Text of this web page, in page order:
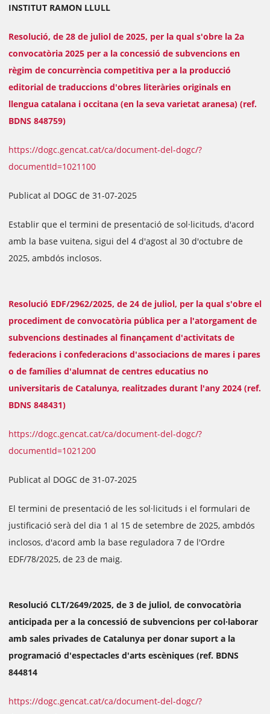
INSTITUT RAMON LLULL
Resolució, de 28 de juliol de 2025, per la qual s'obre la 2a
convocatòria 2025 per a la concessió de subvencions en
règim de concurrència competitiva per a la producció
editorial de traduccions d'obres literàries originals en
llengua catalana i occitana (en la seva varietat aranesa) (ref.
BDNS 848759)
https://dogc.gencat.cat/ca/document-del-dogc/?
documentId=1021100
Publicat al DOGC de 31-07-2025
Establir que el termini de presentació de sol·licituds, d'acord
amb la base vuitena, sigui del 4 d'agost al 30 d'octubre de
2025, ambdós inclosos.
Resolució EDF/2962/2025, de 24 de juliol, per la qual s'obre el
procediment de convocatòria pública per a l'atorgament de
subvencions destinades al finançament d'activitats de
federacions i confederacions d'associacions de mares i pares
o de famílies d'alumnat de centres educatius no
universitaris de Catalunya, realitzades durant l'any 2024 (ref.
BDNS 848431)
https://dogc.gencat.cat/ca/document-del-dogc/?
documentId=1021200
Publicat al DOGC de 31-07-2025
El termini de presentació de les sol·licituds i el formulari de
justificació serà del dia 1 al 15 de setembre de 2025, ambdós
inclosos, d'acord amb la base reguladora 7 de l'Ordre
EDF/78/2025, de 23 de maig.
Resolució CLT/2649/2025, de 3 de juliol, de convocatòria
anticipada per a la concessió de subvencions per col·laborar
amb sales privades de Catalunya per donar suport a la
programació d'espectacles d'arts escèniques (ref. BDNS
844814
https://dogc.gencat.cat/ca/document-del-dogc/?